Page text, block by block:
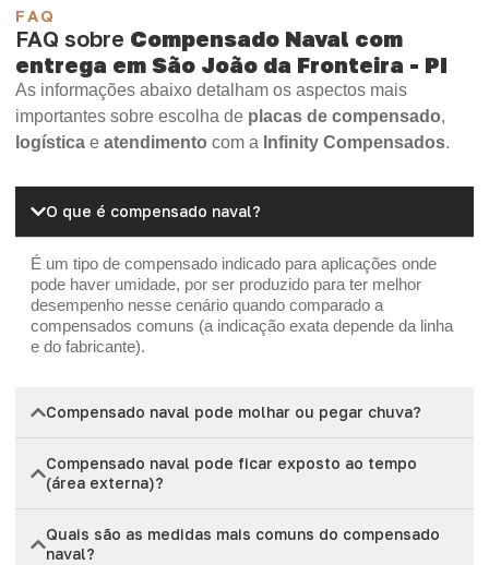
FAQ
FAQ sobre Compensado Naval com
entrega em São João da Fronteira - PI
As informações abaixo detalham os aspectos mais
importantes sobre escolha de placas de compensado,
logística e atendimento com a Infinity Compensados.
O que é compensado naval?
É um tipo de compensado indicado para aplicações onde
pode haver umidade, por ser produzido para ter melhor
desempenho nesse cenário quando comparado a
compensados comuns (a indicação exata depende da linha
e do fabricante).
Compensado naval pode molhar ou pegar chuva?
Compensado naval pode ficar exposto ao tempo
(área externa)?
Quais são as medidas mais comuns do compensado
naval?